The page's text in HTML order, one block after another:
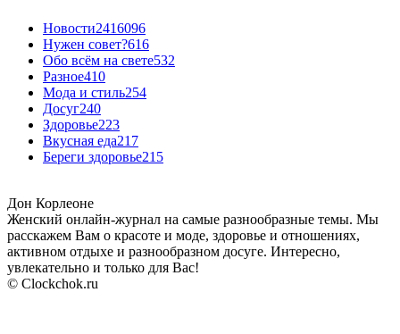
Новости2416096
Нужен совет?616
Обо всём на свете532
Разное410
Мода и стиль254
Досуг240
Здоровье223
Вкусная еда217
Береги здоровье215
Дон Корлеоне
Женский онлайн-журнал на самые разнообразные темы. Мы
расскажем Вам о красоте и моде, здоровье и отношениях,
активном отдыхе и разнообразном досуге. Интересно,
увлекательно и только для Вас!
© Clockchok.ru